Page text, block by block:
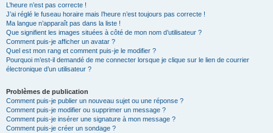
L’heure n’est pas correcte !
J’ai réglé le fuseau horaire mais l’heure n’est toujours pas correcte !
Ma langue n’apparaît pas dans la liste !
Que signifient les images situées à côté de mon nom d’utilisateur ?
Comment puis-je afficher un avatar ?
Quel est mon rang et comment puis-je le modifier ?
Pourquoi m’est-il demandé de me connecter lorsque je clique sur le lien de courrier
électronique d’un utilisateur ?
Problèmes de publication
Comment puis-je publier un nouveau sujet ou une réponse ?
Comment puis-je modifier ou supprimer un message ?
Comment puis-je insérer une signature à mon message ?
Comment puis-je créer un sondage ?